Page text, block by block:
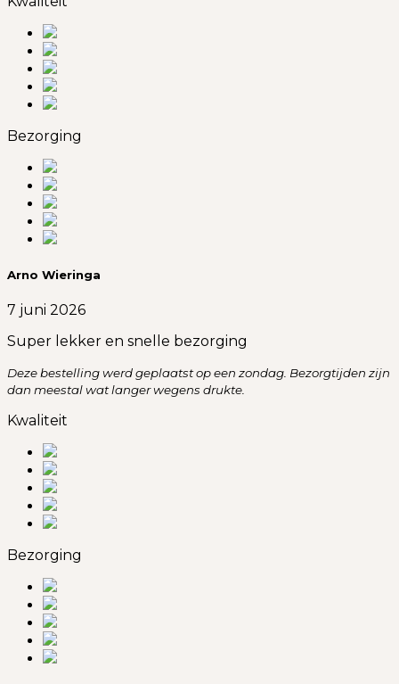
Bezorging
Arno Wieringa
7 juni 2026
Super lekker en snelle bezorging
Deze bestelling werd geplaatst op een zondag. Bezorgtijden zijn
dan meestal wat langer wegens drukte.
Kwaliteit
Bezorging